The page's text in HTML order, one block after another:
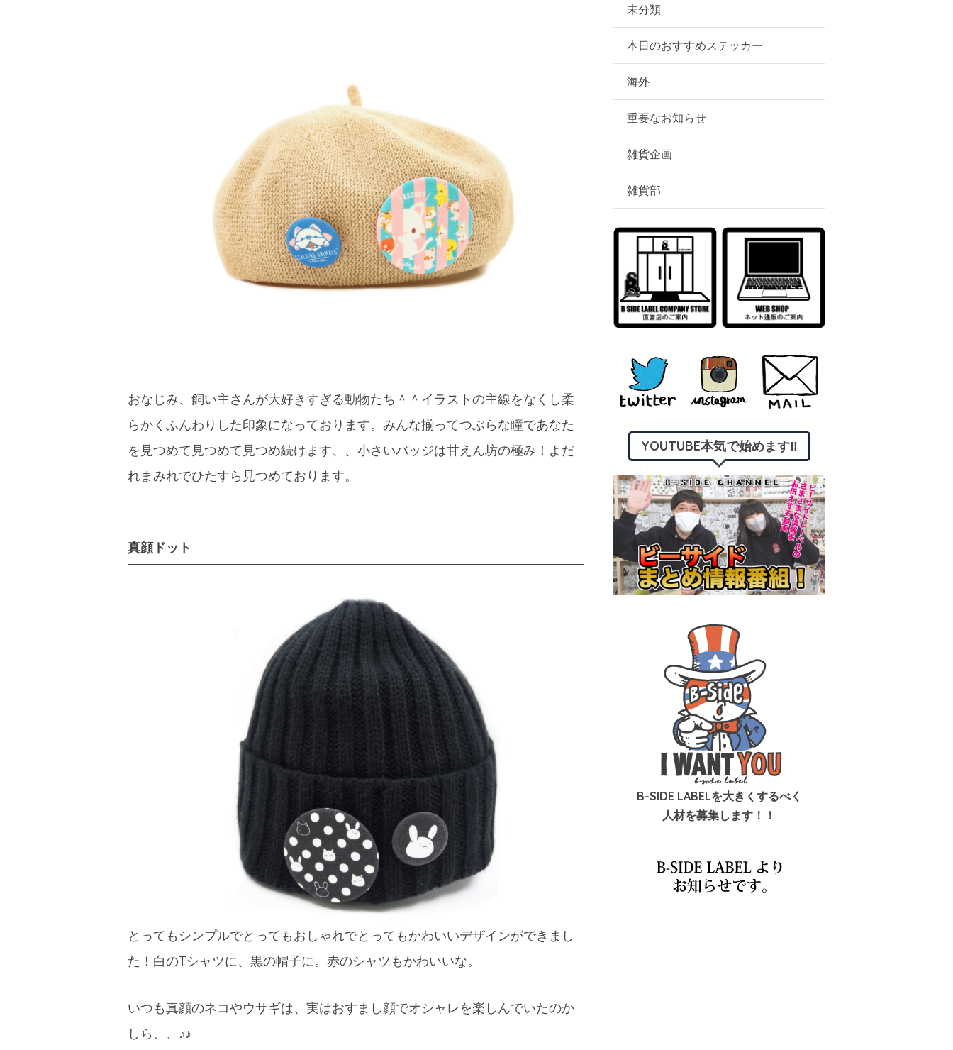
おなじみ、飼い主さんが大好きすぎる動物たち＾＾イラストの主線をなくし柔
らかくふんわりした印象になっております。みんな揃ってつぶらな瞳であなた
を見つめて見つめて見つめ続けます、、小さいバッジは甘えん坊の極み！よだ
れまみれでひたすら見つめております。
真顔ドット
とってもシンプルでとってもおしゃれでとってもかわいいデザインができまし
た！白のTシャツに、黒の帽子に。赤のシャツもかわいいな。
いつも真顔のネコやウサギは、実はおすまし顔でオシャレを楽しんでいたのか
しら、、♪♪
未分類
本日のおすすめステッカー
海外
重要なお知らせ
雑貨企画
雑貨部
YOUTUBE本気で始めます‼︎
B-SIDE LABELを大きくするべく
人材を募集します！！